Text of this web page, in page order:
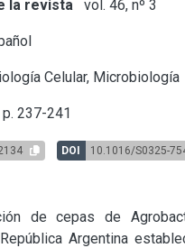
la revista vol. 46, nº 3
Celular, Microbiología
p. 237-241
DOI 10.1016/S0325-
de cepas de
Argentina